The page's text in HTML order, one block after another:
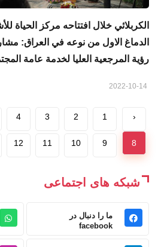
الكربلائي خلال افتتاحه مركز الحياة
الدماغ الاول من نوعه في العراق:
رؤية المرجعية العليا لخدمة عامة
‹
1
2
3
4
8
9
10
11
12
شبکه های اجتماعی
ما را دنبال در
facebook